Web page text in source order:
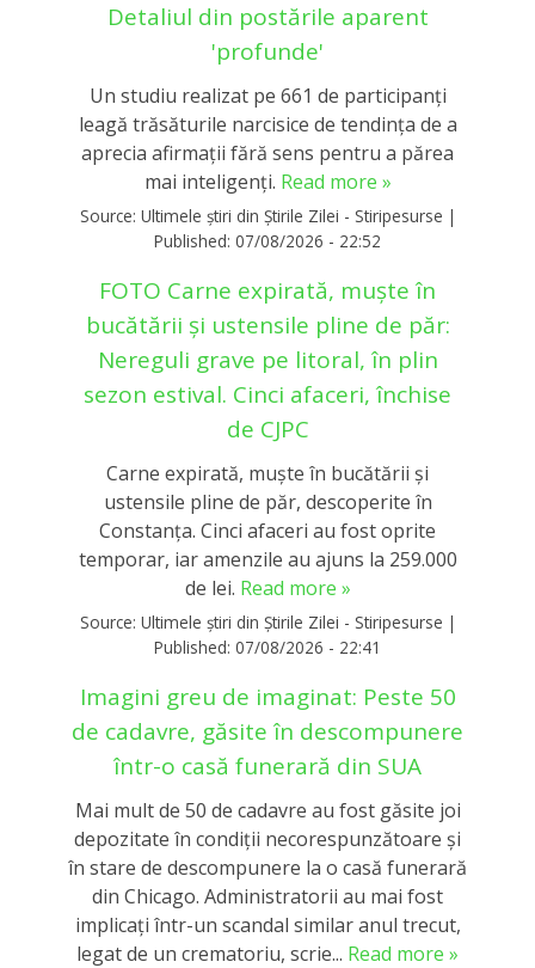
Detaliul din postările aparent
'profunde'
Un studiu realizat pe 661 de participanți
leagă trăsăturile narcisice de tendința de a
aprecia afirmații fără sens pentru a părea
mai inteligenți. Read more »
Source: Ultimele știri din Știrile Zilei - Stiripesurse |
Published: 07/08/2026 - 22:52
FOTO Carne expirată, muște în
bucătării și ustensile pline de păr:
Nereguli grave pe litoral, în plin
sezon estival. Cinci afaceri, închise
de CJPC
Carne expirată, muște în bucătării și
ustensile pline de păr, descoperite în
Constanța. Cinci afaceri au fost oprite
temporar, iar amenzile au ajuns la 259.000
de lei. Read more »
Source: Ultimele știri din Știrile Zilei - Stiripesurse |
Published: 07/08/2026 - 22:41
Imagini greu de imaginat: Peste 50
de cadavre, găsite în descompunere
într-o casă funerară din SUA
Mai mult de 50 de cadavre au fost găsite joi
depozitate în condiții necorespunzătoare și
în stare de descompunere la o casă funerară
din Chicago. Administratorii au mai fost
implicați într-un scandal similar anul trecut,
legat de un crematoriu, scrie... Read more »